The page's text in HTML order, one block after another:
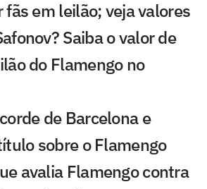
em leilão; veja valores
Saiba o valor de
do Flamengo no
de Barcelona e
sobre o Flamengo
avalia Flamengo contra